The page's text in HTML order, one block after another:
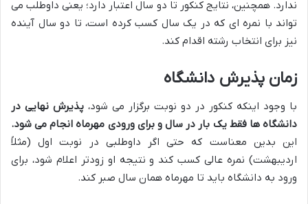
ندارد. همچنین، نتایج کنکور تا دو سال اعتبار دارد؛ یعنی داوطلب می
تواند با نمره ای که در یک سال کسب کرده است، تا دو سال آینده
نیز برای انتخاب رشته اقدام کند.
زمان پذیرش دانشگاه
با وجود اینکه کنکور در دو نوبت برگزار می شود، پذیرش نهایی در
دانشگاه ها فقط یک بار در سال و برای ورودی مهرماه انجام می شود.
این بدین معناست که حتی اگر داوطلبی در نوبت اول (مثلاً
اردیبهشت) نمره عالی کسب کند و نتیجه او زودتر اعلام شود، برای
ورود به دانشگاه باید تا مهرماه همان سال صبر کند.